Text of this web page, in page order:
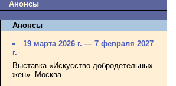
Анонсы
Анонсы
19 марта 2026 г. — 7 февраля 2027
г.
Выставка «Искусство добродетельных
жен». Москва